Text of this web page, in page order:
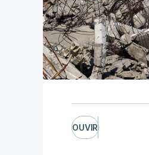
OUVIR